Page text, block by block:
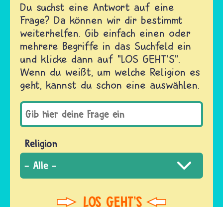
Du suchst eine Antwort auf eine
Frage? Da können wir dir bestimmt
weiterhelfen. Gib einfach einen oder
mehrere Begriffe in das Suchfeld ein
und klicke dann auf "LOS GEHT'S".
Wenn du weißt, um welche Religion es
geht, kannst du schon eine auswählen.
Religion